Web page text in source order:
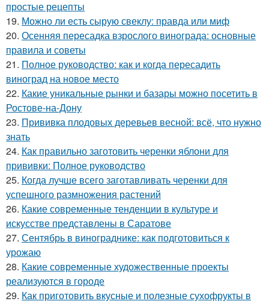
простые рецепты
19. Можно ли есть сырую свеклу: правда или миф
20. Осенняя пересадка взрослого винограда: основные
правила и советы
21. Полное руководство: как и когда пересадить
виноград на новое место
22. Какие уникальные рынки и базары можно посетить в
Ростове-на-Дону
23. Прививка плодовых деревьев весной: всё, что нужно
знать
24. Как правильно заготовить черенки яблони для
прививки: Полное руководство
25. Когда лучше всего заготавливать черенки для
успешного размножения растений
26. Какие современные тенденции в культуре и
искусстве представлены в Саратове
27. Сентябрь в винограднике: как подготовиться к
урожаю
28. Какие современные художественные проекты
реализуются в городе
29. Как приготовить вкусные и полезные сухофрукты в